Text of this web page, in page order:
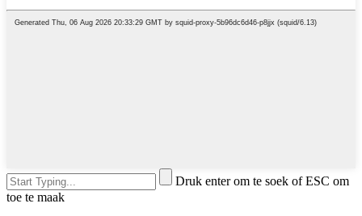
Druk enter om te soek of ESC om
toe te maak